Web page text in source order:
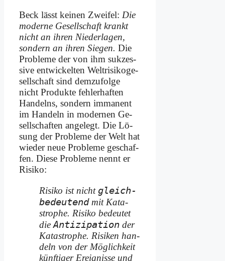
Beck lässt kei­nen Zwei­fel: Die
mo­der­ne Ge­sell­schaft krankt
nicht an ih­ren Nie­der­la­gen,
son­dern an ih­ren Sie­gen. Die
Pro­ble­me der von ihm suk­zes­
si­ve ent­wickel­ten Welt­ri­si­ko­ge­
sell­schaft sind dem­zu­fol­ge
nicht Pro­duk­te feh­ler­haf­ten
Han­delns, son­dern im­ma­nent
im Han­deln in mo­der­nen Ge­
sell­schaf­ten an­ge­legt. Die Lö­
sung der Pro­ble­me der Welt hat
wie­der neue Pro­ble­me ge­schaf­
fen. Die­se Pro­ble­me nennt er
Ri­si­ko:
Ri­si­ko ist nicht gleich­
be­deu­tendmit Ka­ta­
stro­phe. Ri­si­ko be­deu­tet
dieAn­ti­zi­pa­ti­on der
Ka­ta­stro­phe. Ri­si­ken han­
deln von der Mög­lich­keit
künf­ti­ger Er­eig­nis­se und